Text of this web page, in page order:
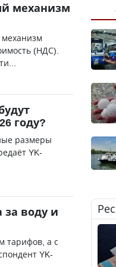
механизм
(НДС).
году?
размеры
YK-
за воду и
тарифов, а с
YK-